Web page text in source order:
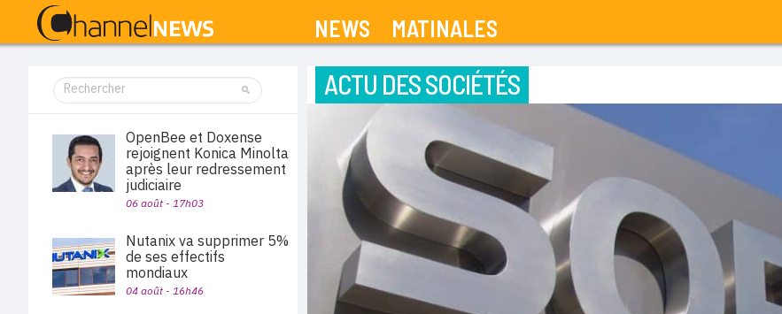
NEWS MATINALES
ACTU DES SOCIÉTÉS
OpenBee et Doxense
rejoignent Konica Minolta
après leur redressement
judiciaire
06 août - 17h03
Nutanix va supprimer 5%
de ses effectifs
mondiaux
04 août - 16h46